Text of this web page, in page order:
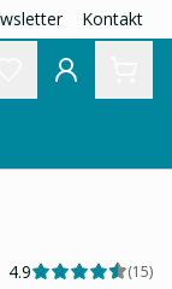
Kontakt
4.9 (15)